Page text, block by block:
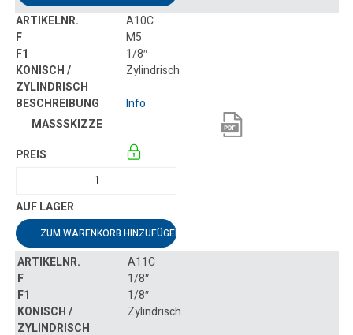
A10C
M5
1/8″
Zylindrisch
Info
ZUM WARENKORB HINZUFÜGEN
A11C
1/8″
1/8″
Zylindrisch